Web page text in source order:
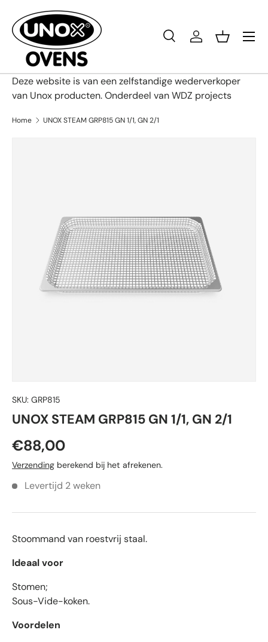
Ga naar inhoud
Zoeken
Productsoort
Alles
ZoekenInloggenMandje
Menu
Deze website is van een zelfstandige wederverkoper
van Unox producten. Onderdeel van WDZ projects
Home UNOX STEAM GRP815 GN 1/1, GN 2/1
SKU: GRP815
UNOX STEAM GRP815 GN 1/1, GN 2/1
€88,00
Verzending berekend bij het afrekenen.
Levertijd 2 weken
Stoommand van roestvrij staal.
Ideaal voor
Stomen;
Sous-Vide-koken.
Voordelen